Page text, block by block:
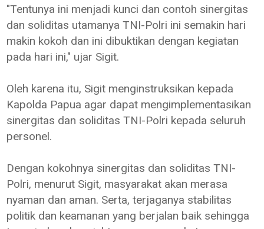
"Tentunya ini menjadi kunci dan contoh sinergitas
dan soliditas utamanya TNI-Polri ini semakin hari
makin kokoh dan ini dibuktikan dengan kegiatan
pada hari ini," ujar Sigit.
Oleh karena itu, Sigit menginstruksikan kepada
Kapolda Papua agar dapat mengimplementasikan
sinergitas dan soliditas TNI-Polri kepada seluruh
personel.
Dengan kokohnya sinergitas dan soliditas TNI-
Polri, menurut Sigit, masyarakat akan merasa
nyaman dan aman. Serta, terjaganya stabilitas
politik dan keamanan yang berjalan baik sehingga